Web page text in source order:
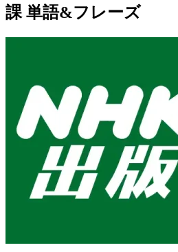
課 単語&フレーズ